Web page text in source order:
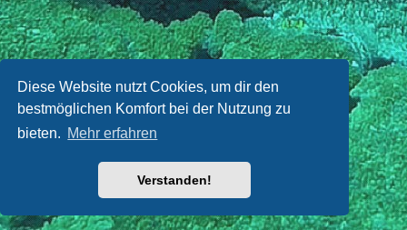
Diese Website nutzt Cookies, um dir den
bestmöglichen Komfort bei der Nutzung zu
bieten. Mehr erfahren
Verstanden!